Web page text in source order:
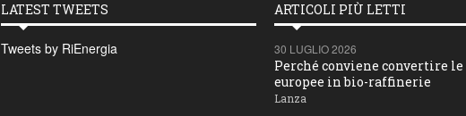
LATEST TWEETS
Tweets by RiEnergia
ARTICOLI PIÙ LETTI
30 LUGLIO 2026
Perché conviene convertire
europee in bio-raffinerie
Lanza